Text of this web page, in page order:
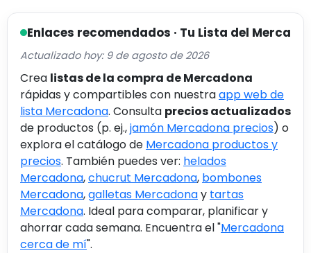
Enlaces recomendados · Tu Lista del Merca
Actualizado hoy: 9 de agosto de 2026
Crea listas de la compra de Mercadona
rápidas y compartibles con nuestraapp web de
lista Mercadona. Consulta precios actualizados
de productos (p. ej.,jamón Mercadona precios) o
explora el catálogo de Mercadona productos y
precios. También puedes ver: helados
Mercadona,chucrut Mercadona, bombones
Mercadona,galletas Mercadonay tartas
Mercadona. Ideal para comparar, planificar y
ahorrar cada semana. Encuentra el "Mercadona
cerca de mí".